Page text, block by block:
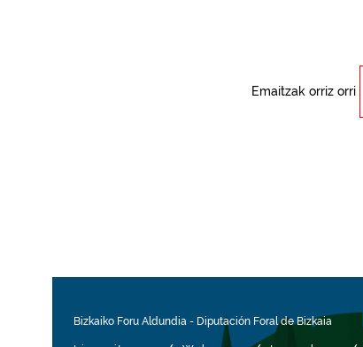
Emaitzak orriz orri
Bizkaiko Foru Aldundia - Diputación Foral de Bizkaia